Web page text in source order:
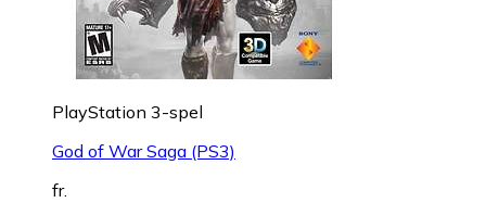
PlayStation 3-spel
God of War Saga (PS3)
fr.